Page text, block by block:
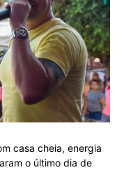
casa cheia, energia
o último dia de